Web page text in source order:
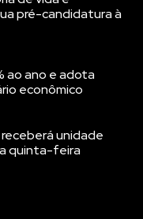
pré-candidatura à
ao ano e adota
econômico
unidade
quinta-feira